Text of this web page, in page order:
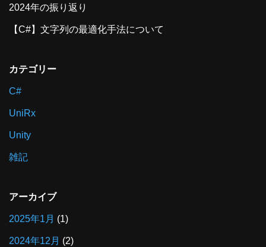
2024年の振り返り
【C#】文字列の最適化手法について
カテゴリー
C#
UniRx
Unity
雑記
アーカイブ
2025年1月 (1)
2024年12月 (2)